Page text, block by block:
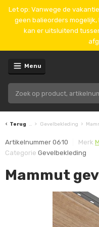
Let op: Vanwege de
geen balieorders
kan er uitsluitend
Menu
Terug Gevelbekleding
Aanbieding
Artikelnummer 0610 Merk
Categorie Gevelbekleding
Mammut